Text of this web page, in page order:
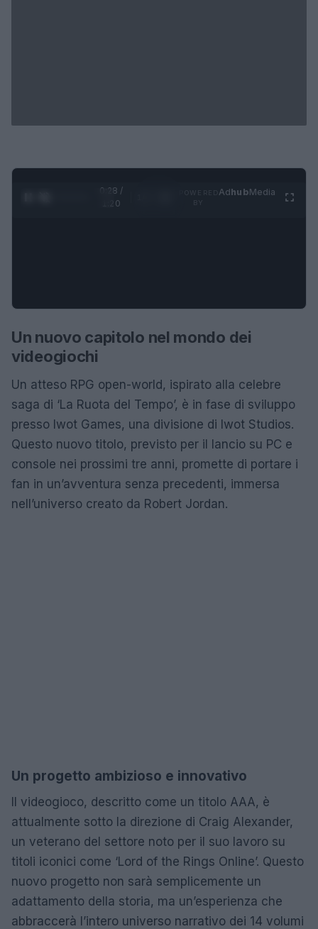
0:28 /
1:20
AdhubMedia
Un nuovo capitolo nel mondo dei
videogiochi
Un atteso RPG open-world, ispirato alla celebre
saga di ‘La Ruota del Tempo’, è in fase di sviluppo
presso Iwot Games, una divisione di Iwot Studios.
Questo nuovo titolo, previsto per il lancio su PC e
console nei prossimi tre anni, promette di portare i
fan in un’avventura senza precedenti, immersa
nell’universo creato da Robert Jordan.
Un progetto ambizioso e innovativo
Il videogioco, descritto come un titolo AAA, è
attualmente sotto la direzione di Craig Alexander,
un veterano del settore noto per il suo lavoro su
titoli iconici come ‘Lord of the Rings Online’. Questo
nuovo progetto non sarà semplicemente un
adattamento della storia, ma un’esperienza che
abbraccerà l’intero universo narrativo dei 14 volumi